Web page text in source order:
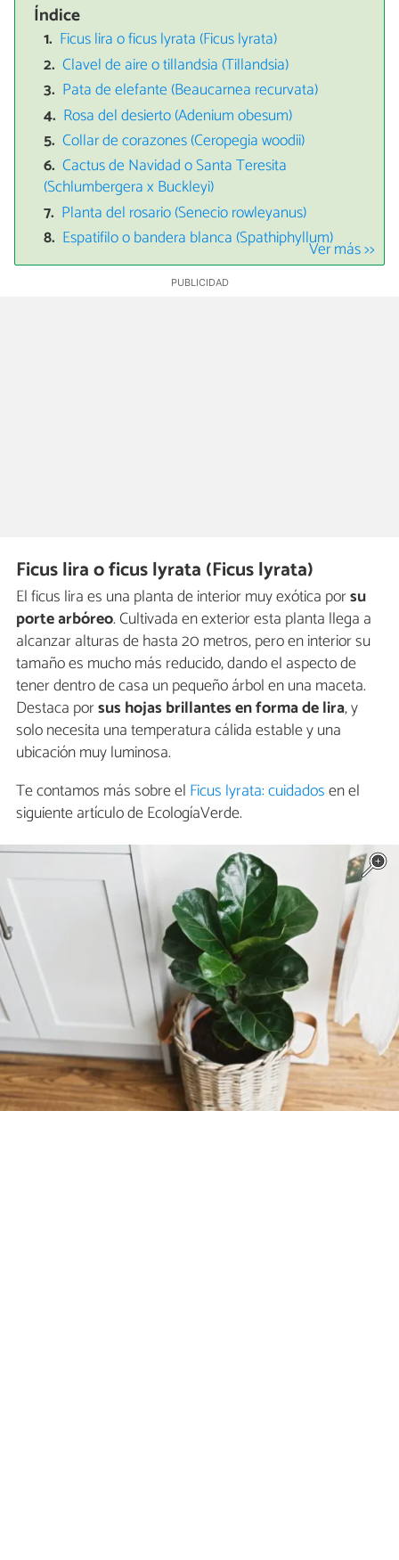
Índice
Ficus lira o ficus lyrata (Ficus lyrata)
Clavel de aire o tillandsia (Tillandsia)
Pata de elefante (Beaucarnea recurvata)
Rosa del desierto (Adenium obesum)
Collar de corazones (Ceropegia woodii)
Cactus de Navidad o Santa Teresita
(Schlumbergera x Buckleyi)
Planta del rosario (Senecio rowleyanus)
Espatifilo o bandera blanca (Spathiphyllum)Ver más >>
Ficus lira o ficus lyrata (Ficus lyrata)
El ficus lira es una planta de interior muy exótica porsu
porte arbóreo. Cultivada en exterior esta planta llega a
alcanzar alturas de hasta 20 metros, pero en interior su
tamaño es mucho más reducido, dando el aspecto de
tener dentro de casa un pequeño árbol en una maceta.
Destaca porsus hojas brillantes en forma de lira, y
solo necesita una temperatura cálida estable y una
ubicación muy luminosa.
Te contamos más sobre el Ficus lyrata: cuidadosen el
siguiente artículo de EcologíaVerde.